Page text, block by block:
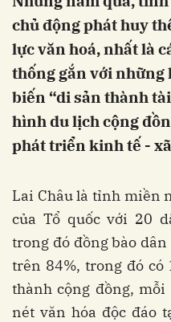
chủ động phát huy
lực văn hoá, nhất là
thống gắn với
biến “di sản thành
hình du lịch cộng
phát triển kinh tế -
Lai Châu là tỉnh miền
của Tổ quốc với 20
trong đó đồng bào
trên 84%, trong đó
thành cộng đồng,
nét văn hóa độc đáo